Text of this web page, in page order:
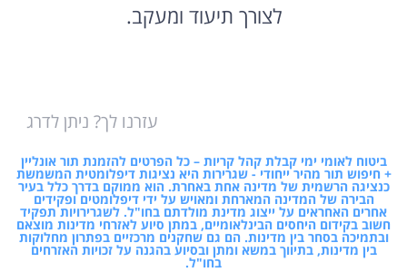
לצורך תיעוד ומעקב.
עזרנו לך? ניתן לדרג
ביטוח לאומי ימי קבלת קהל קריות – כל הפרטים להזמנת תור אונליין
+ חיפוש תור מהיר ייחודי - שגרירות היא נציגות דיפלומטית המשמשת
כנציגה הרשמית של מדינה אחת באחרת. הוא ממוקם בדרך כלל בעיר
הבירה של המדינה המארחת ומאויש על ידי דיפלומטים ופקידים
אחרים האחראים על ייצוג מדינת מולדתם בחו"ל. לשגרירויות תפקיד
חשוב בקידום היחסים הבינלאומיים, במתן סיוע לאזרחי מדינות מוצאם
ובתמיכה בסחר בין מדינות. הם גם שחקנים מרכזיים בפתרון מחלוקות
בין מדינות, בתיווך במשא ומתן ובסיוע בהגנה על זכויות האזרחים
בחו"ל.